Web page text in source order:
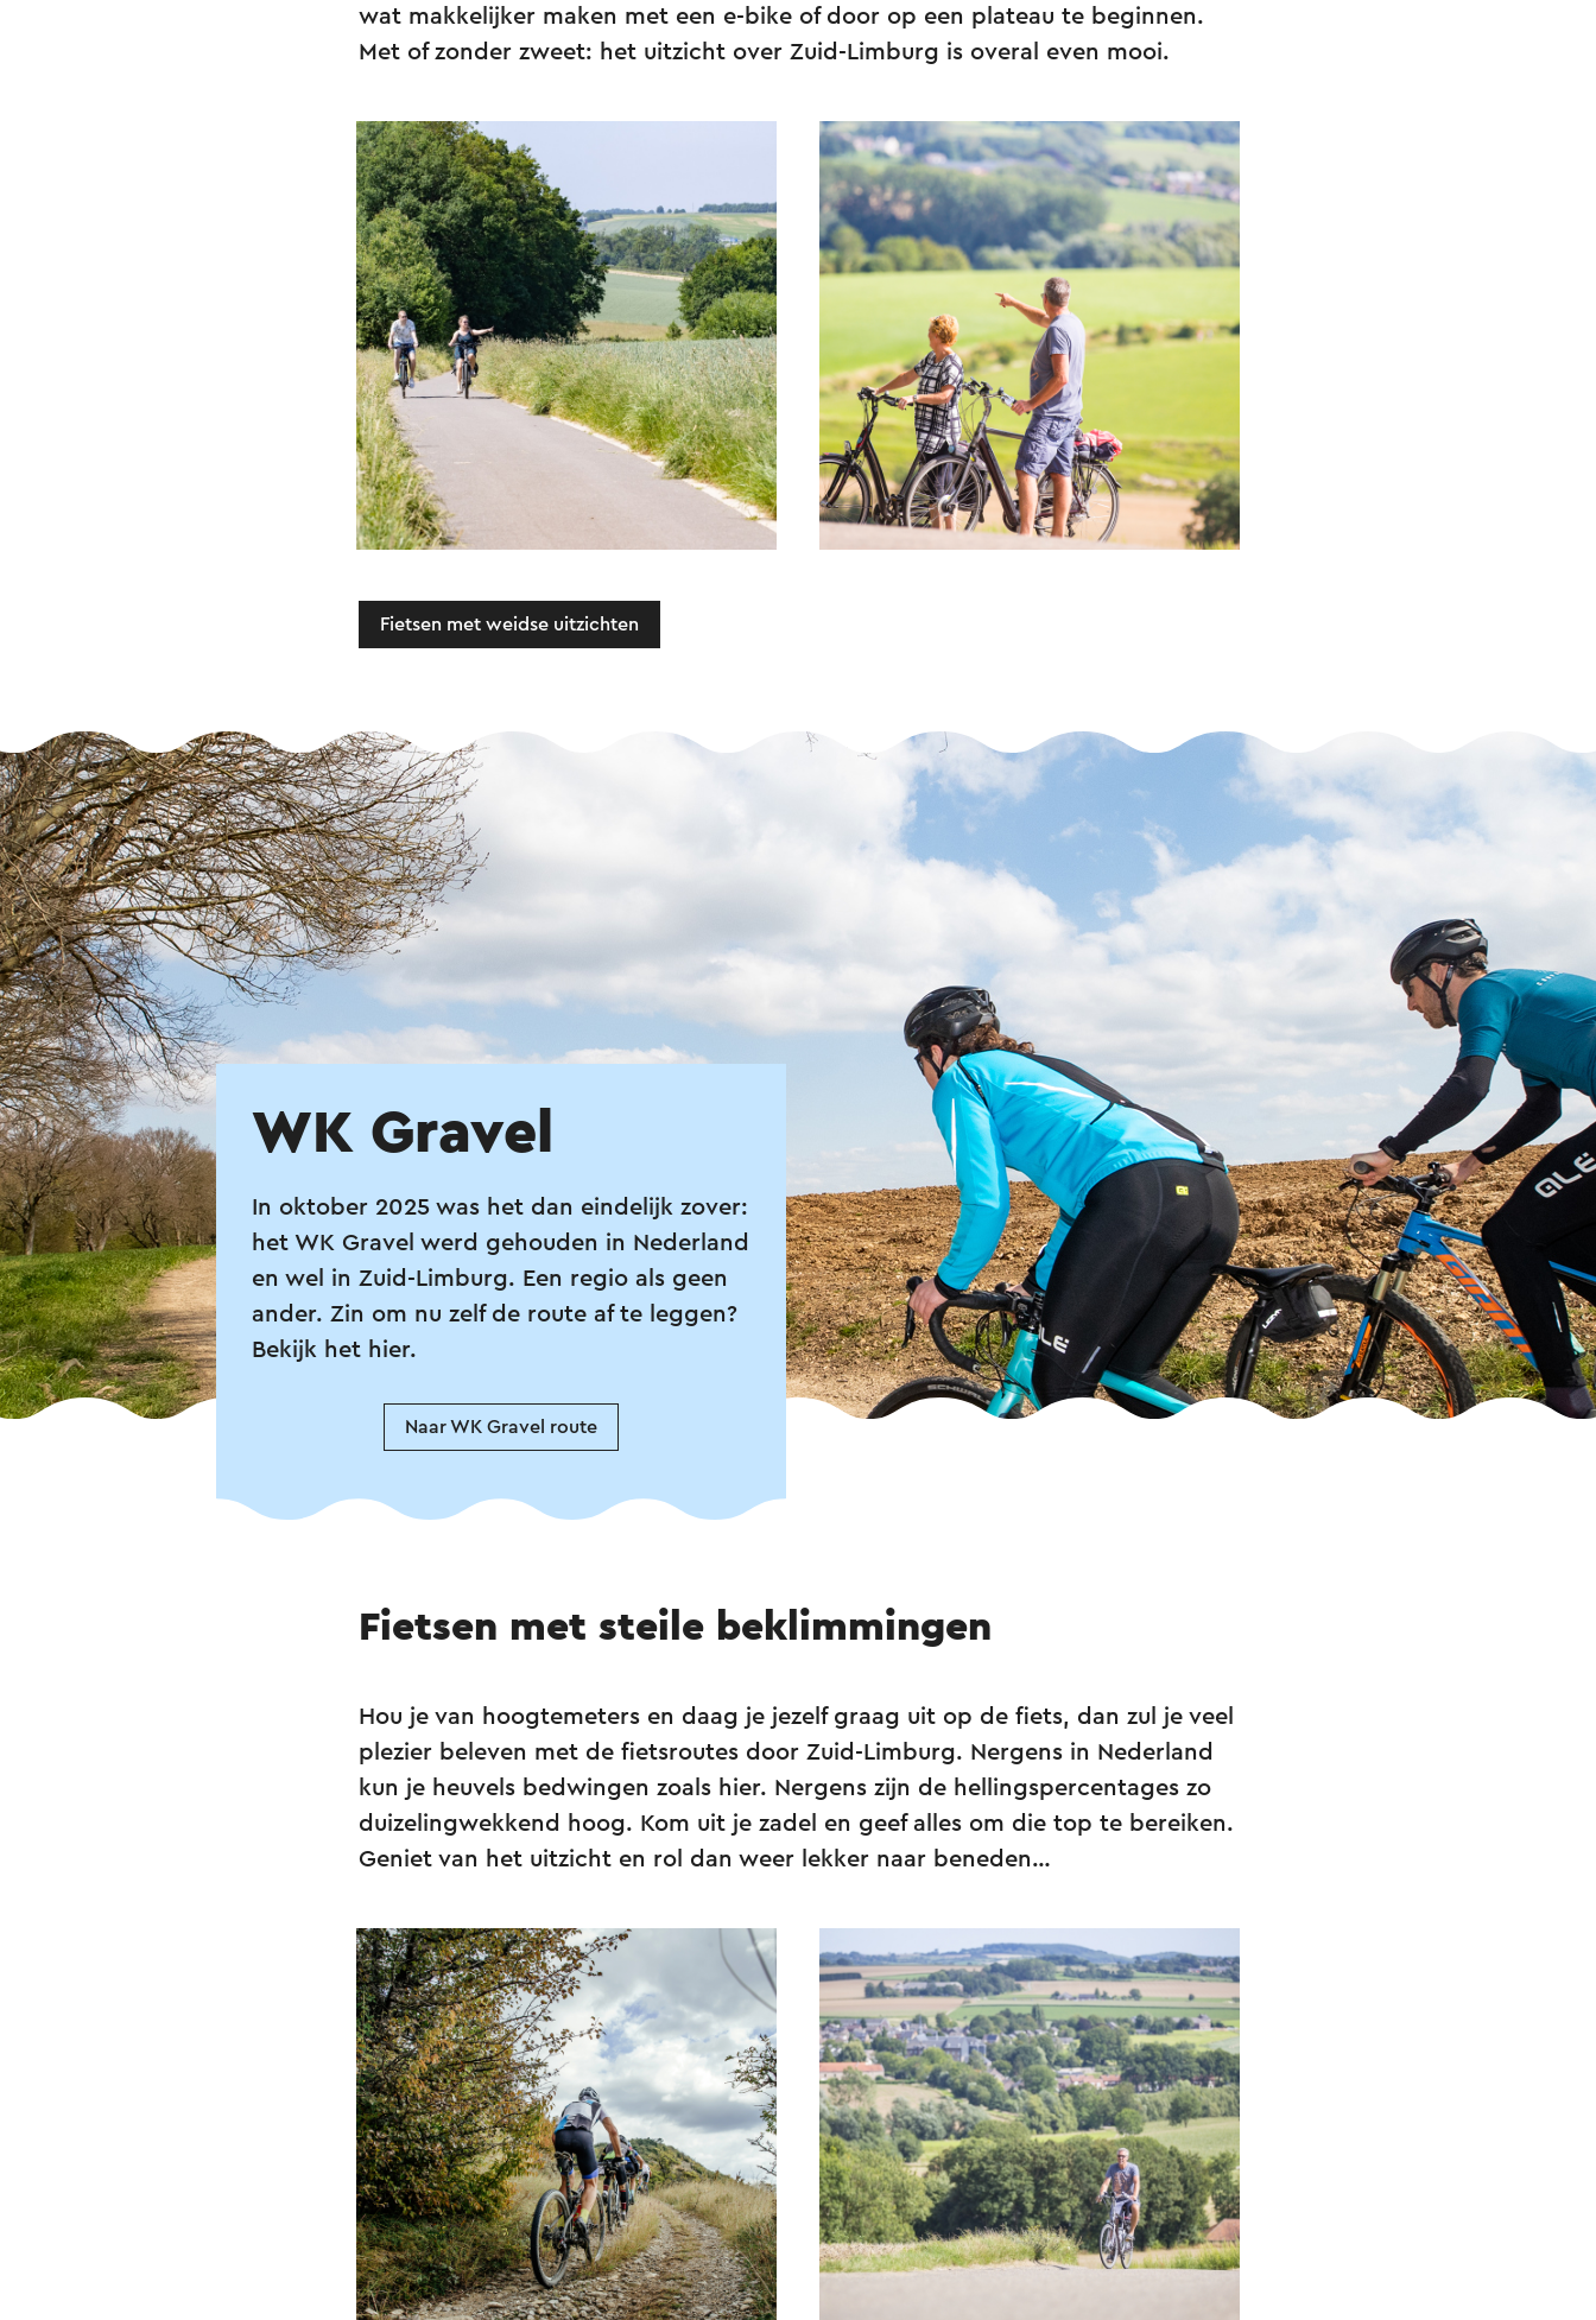
wat makkelijker maken met een e-bike of door op een plateau te beginnen.
Met of zonder zweet: het uitzicht over Zuid-Limburg is overal even mooi.
Fietsen met weidse uitzichten
WK Gravel
In oktober 2025 was het dan eindelijk zover:
het WK Gravel werd gehouden in Nederland
en wel in Zuid-Limburg. Een regio als geen
ander. Zin om nu zelf de route af te leggen?
Bekijk het hier.
Naar WK Gravel route
Fietsen met steile beklimmingen
Hou je van hoogtemeters en daag je jezelf graag uit op de fiets, dan zul je veel
plezier beleven met de fietsroutes door Zuid-Limburg. Nergens in Nederland
kun je heuvels bedwingen zoals hier. Nergens zijn de hellingspercentages zo
duizelingwekkend hoog. Kom uit je zadel en geef alles om die top te bereiken.
Geniet van het uitzicht en rol dan weer lekker naar beneden…